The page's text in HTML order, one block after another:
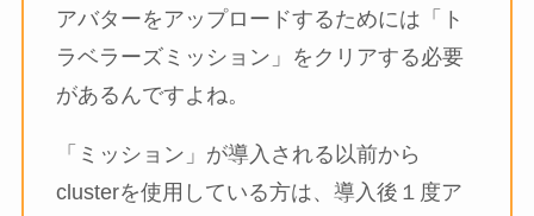
アバターをアップロードするためには「ト
ラベラーズミッション」をクリアする必要
があるんですよね。
「ミッション」が導入される以前から
clusterを使用している方は、導入後１度ア